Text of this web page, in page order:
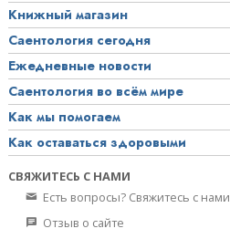
Книжный магазин
Саентология сегодня
Ежедневные новости
Саентология во всём мире
Как мы помогаем
Как оставаться здоровыми
СВЯЖИТЕСЬ С НАМИ
Есть вопросы? Свяжитесь с нами
Отзыв о сайте